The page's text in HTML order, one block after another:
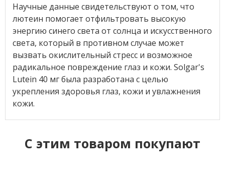
Научные данные свидетельствуют о том, что
лютеин помогает отфильтровать высокую
энергию синего света от солнца и искусственного
света, который в противном случае может
вызвать окислительный стресс и возможное
радикальное повреждение глаз и кожи. Solgar's
Lutein 40 мг была разработана с целью
укрепления здоровья глаз, кожи и увлажнения
кожи.
C этим товаром покупают